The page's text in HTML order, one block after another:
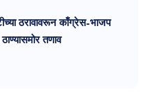
ठरावावरून काँग्रेस-भाजप
तणाव